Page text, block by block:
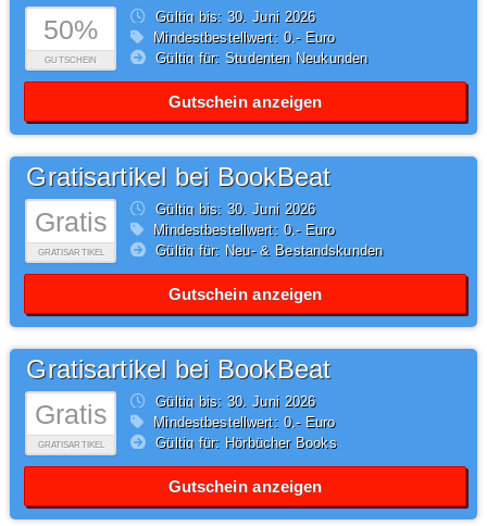
50%
GUTSCHEIN
Gültig bis: 30.Juni2026
Mindestbestellwert: 0,- Euro
Gültig für: Studenten Neukunden
Gutschein anzeigen
Gratis
GRATISARTIKEL
Gratisartikel bei BookBeat
Gültig bis: 30.Juni2026
Mindestbestellwert: 0,- Euro
Gültig für: Neu- & Bestandskunden
Gutschein anzeigen
Gratis
GRATISARTIKEL
Gratisartikel bei BookBeat
Gültig bis: 30.Juni2026
Mindestbestellwert: 0,- Euro
Gültig für: Hörbücher Books
Gutschein anzeigen